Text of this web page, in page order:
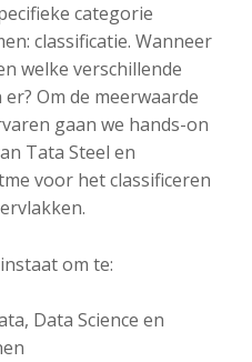
categorie
classificatie. Wanneer
welke verschillende
Om de meerwaarde
gaan we hands-on
Tata Steel en
voor het classificeren
om te:
Data Science en